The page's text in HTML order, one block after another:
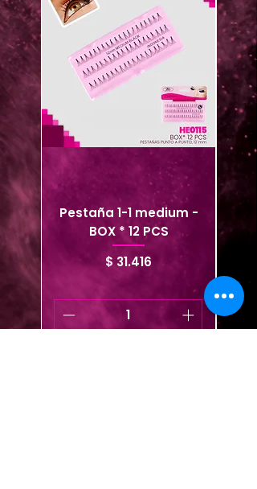
Pestaña 1-1 medium -
BOX * 12 PCS
Precio
$ 31.416